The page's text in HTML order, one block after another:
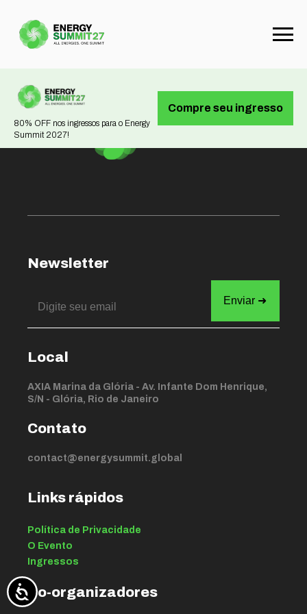
80% OFF nos ingressos para o Energy
Summit 2027!
Compre seu ingresso
Not found
Newsletter
Local
AXIA Marina da Glória - Av. Infante Dom Henrique,
S/N - Glória, Rio de Janeiro
Contato
contact@energysummit.global
Links rápidos
Política de Privacidade
O Evento
Ingressos
Co-organizadores